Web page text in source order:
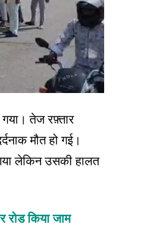
तेज रफ़्तार
मौत हो गई।
लेकिन उसकी हालत
रोड किया जाम